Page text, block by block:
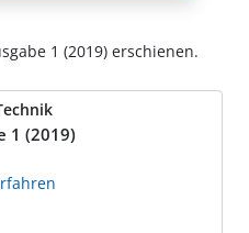
1 (2019) erschienen.
1 (2019)